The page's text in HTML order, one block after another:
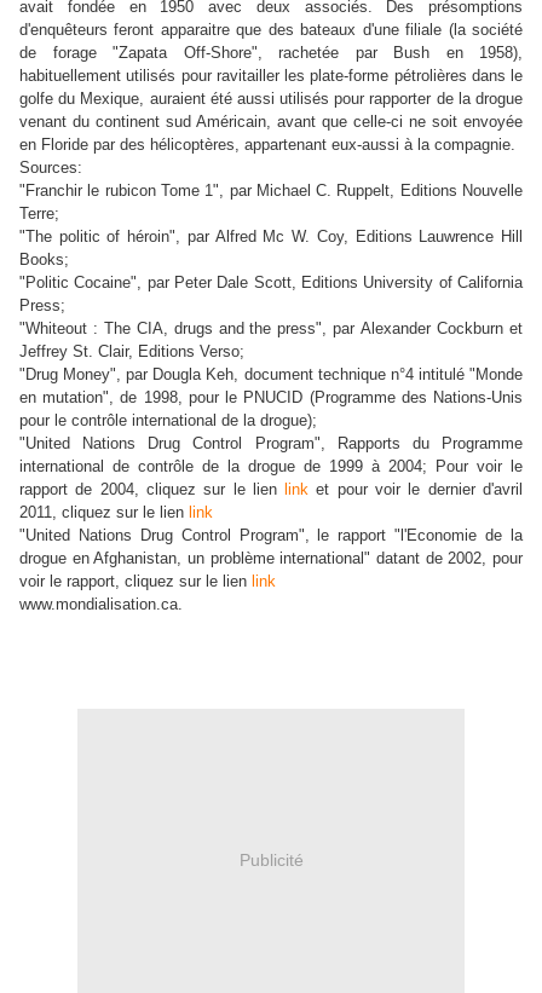
avait fondée en 1950 avec deux associés. Des présomptions
d'enquêteurs feront apparaitre que des bateaux d'une filiale (la société
de forage "Zapata Off-Shore", rachetée par Bush en 1958),
habituellement utilisés pour ravitailler les plate-forme pétrolières dans le
golfe du Mexique, auraient été aussi utilisés pour rapporter de la drogue
venant du continent sud Américain, avant que celle-ci ne soit envoyée
en Floride par des hélicoptères, appartenant eux-aussi à la compagnie.
Sources:
"Franchir le rubicon Tome 1", par Michael C. Ruppelt, Editions Nouvelle
Terre;
"The politic of héroin", par Alfred Mc W. Coy, Editions Lauwrence Hill
Books;
"Politic Cocaine", par Peter Dale Scott, Editions University of California
Press;
"Whiteout : The CIA, drugs and the press", parAlexander Cockburn et
Jeffrey St. Clair, Editions Verso;
"Drug Money", par Dougla Keh, document technique n°4 intitulé "Monde
en mutation", de 1998, pour le PNUCID (Programme des Nations-Unis
pour le contrôle international de la drogue);
"United Nations Drug Control Program", Rapports du Programme
international de contrôle de la drogue de 1999 à 2004; Pour voir le
rapport de 2004, cliquez sur le lien link et pour voir le dernier d'avril
2011, cliquez sur le lien link
"United Nations Drug Control Program", le rapport "l'Economie de la
drogue en Afghanistan, un problème international" datant de 2002, pour
voir le rapport, cliquez sur le lien link
www.mondialisation.ca.
Publicité